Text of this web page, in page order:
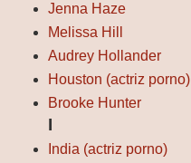
Jenna Haze
Melissa Hill
Audrey Hollander
Houston (actriz porno)
Brooke Hunter
I
India (actriz porno)